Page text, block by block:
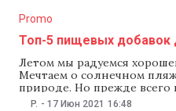
Promo
Топ-5 пищевых добавок
Летом мы радуемся
Мечтаем о солнечном
природе. Но прежде всего
своем здоровье и коже.
P. - 17 Июн 2021 16:48